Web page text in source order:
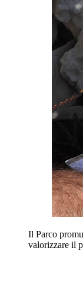
Il Parco
valorizzare il